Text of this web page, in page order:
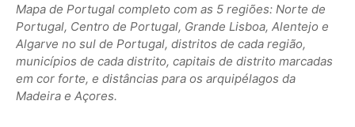
Mapa de Portugal completo com as 5 regiões: Norte de
Portugal, Centro de Portugal, Grande Lisboa, Alentejo e
Algarve no sul de Portugal, distritos de cada região,
municípios de cada distrito, capitais de distrito marcadas
em cor forte, e distâncias para os arquipélagos da
Madeira e Açores.